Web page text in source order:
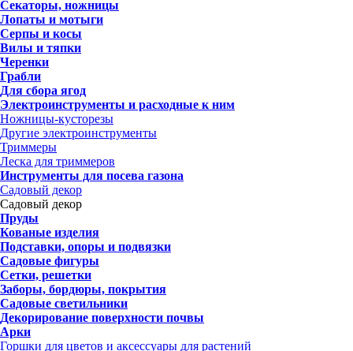
Секаторы, ножницы
Лопаты и мотыги
Серпы и косы
Вилы и тяпки
Черенки
Грабли
Для сбора ягод
Электроинструменты и расходные к ним
Ножницы-кусторезы
Другие электроинструменты
Триммеры
Леска для триммеров
Инструменты для посева газона
Садовый декор
Садовый декор
Пруды
Кованые изделия
Подставки, опоры и подвязки
Садовые фигуры
Сетки, решетки
Заборы, бордюры, покрытия
Садовые светильники
Декорирование поверхности почвы
Арки
Горшки для цветов и аксессуары для растений